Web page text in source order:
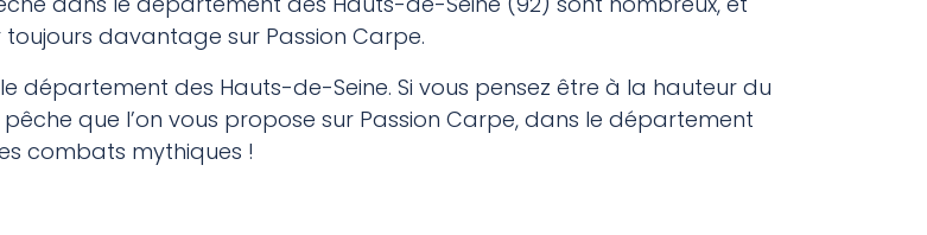
davantage sur Passion Carpe.
département des Hauts-de-Seine. Si vous pensez être à la hauteur du
que l’on vous propose sur Passion Carpe, dans le département
combats mythiques !